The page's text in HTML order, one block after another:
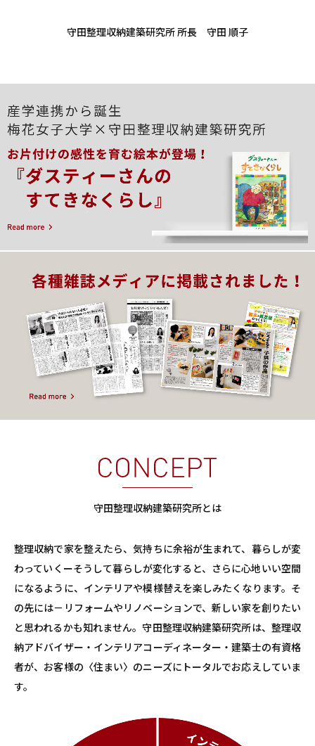
守田整理収納建築研究所 所長 守田 順子
守田整理収納建築研究所とは
整理収納で家を整えたら、気持ちに余裕が生まれて、暮らしが変
わっていくーそうして暮らしが変化すると、さらに心地いい空間
になるように、インテリアや模様替えを楽しみたくなります。そ
の先には－リフォームやリノベーションで、新しい家を創りたい
と思われるかも知れません。守田整理収納建築研究所は、整理収
納アドバイザー・インテリアコーディネーター・建築士の有資格
者が、お客様の〈住まい〉のニーズにトータルでお応えしていま
す。